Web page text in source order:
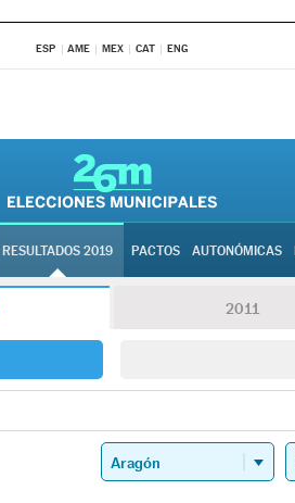
ESP AME MEX CAT ENG
RESULTADOS 2019 PACTOS AUTONÓMICAS
2011